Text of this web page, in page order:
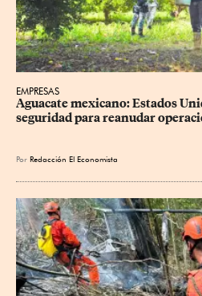
EMPRESAS
Aguacate mexicano: Estados
seguridad para reanudar
Por Redacción El Economista